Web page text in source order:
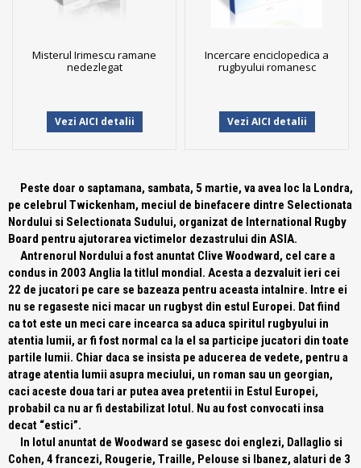
Misterul Irimescu ramane
nedezlegat
Vezi AICI detalii
Incercare enciclopedica a
rugbyului romanesc
Vezi AICI detalii
Peste doar o saptamana, sambata, 5 martie, va avea loc la Londra,
pe celebrul Twickenham, meciul de binefacere dintre Selectionata
Nordului si Selectionata Sudului, organizat de International Rugby
Board pentru ajutorarea victimelor dezastrului din ASIA.
Antrenorul Nordului a fost anuntat Clive Woodward, cel care a
condus in 2003 Anglia la titlul mondial. Acesta a dezvaluit ieri cei
22 de jucatori pe care se bazeaza pentru aceasta intalnire. Intre ei
nu se regaseste nici macar un rugbyst din estul Europei. Dat fiind
ca tot este un meci care incearca sa aduca spiritul rugbyului in
atentia lumii, ar fi fost normal ca la el sa participe jucatori din toate
partile lumii. Chiar daca se insista pe aducerea de vedete, pentru a
atrage atentia lumii asupra meciului, un roman sau un georgian,
caci aceste doua tari ar putea avea pretentii in Estul Europei,
probabil ca nu ar fi destabilizat lotul. Nu au fost convocati insa
decat “estici”.
In lotul anuntat de Woodward se gasesc doi englezi, Dallaglio si
Cohen, 4 francezi, Rougerie, Traille, Pelouse si Ibanez, alaturi de 3